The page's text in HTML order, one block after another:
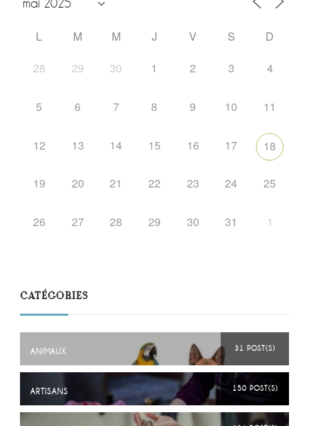
L M M J V S
D
28
29 30 1 2 3 4
5 6 7 8 9 10 11
12 13 14 15 16 17 18
19 20 21 22 23 24 25
26 27 28 29 30 31 1
CATÉGORIES
ANIMAUX 31 POST(S)
ARTISANS 150 POST(S)